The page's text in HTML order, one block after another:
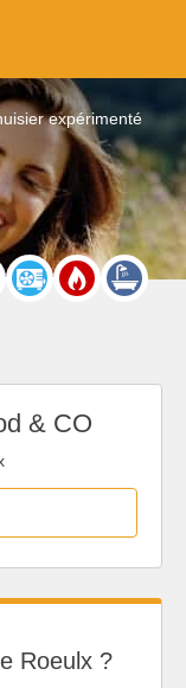
expérimenté
& CO
Roeulx ?